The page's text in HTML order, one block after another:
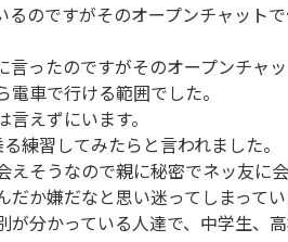
のですがそのオープンチャット
言ったのですがそのオープンチャ
車で行ける範囲でした。
えずにいます。
練習してみたらと言われました。
えそうなので親に秘密でネッ友に
か嫌だなと思い迷ってしまってい
が分かっている人達で、中学生、